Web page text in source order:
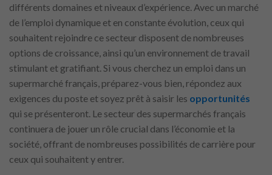
différents domaines et niveaux d’expérience. Avec un marché
de l’emploi dynamique et en constante évolution, ceux qui
souhaitent rejoindre ce secteur disposent de nombreuses
options de croissance, ainsi qu’un environnement de travail
stimulant et gratifiant. Si vous cherchez un emploi dans un
supermarché français, préparez-vous bien, répondez aux
exigences du poste et soyez prêt à saisir les opportunités
qui se présenteront. Le secteur des supermarchés français
continuera de jouer un rôle crucial dans l’économie et la
société, offrant de nombreuses possibilités de carrière pour
ceux qui souhaitent y entrer.